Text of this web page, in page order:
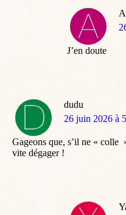
J’en doute
dudu
dit
26 juin 2026 à
Gageons que, s’il ne « colle
vite dégager !